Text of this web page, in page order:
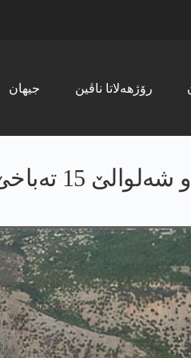
جیھان رۆژھەلاتا ناڤین
15 ته‌باخێ